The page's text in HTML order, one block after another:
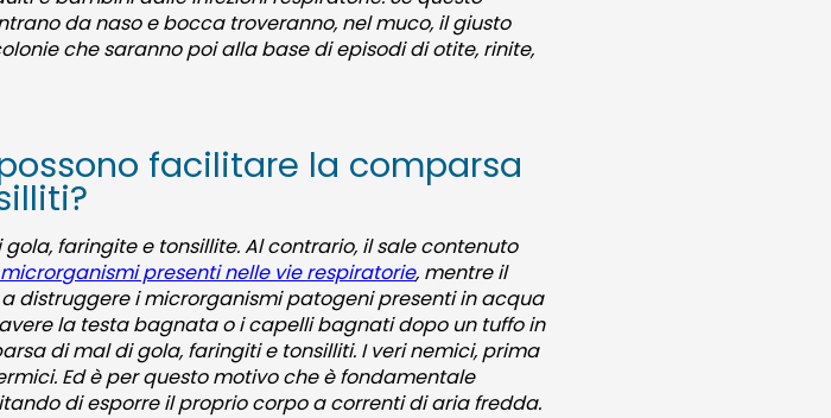
da naso e bocca troveranno, nel muco, il giusto
che saranno poi alla base di episodi di otite, rinite,
facilitare la comparsa
faringite e tonsillite. Al contrario, il sale contenuto
presenti nelle vie respiratorie, mentre il
distruggere i microrganismi patogeni presenti in acqua
la testa bagnata o i capelli bagnati dopo un tuffo in
di mal di gola, faringiti e tonsilliti. I veri nemici, prima
Ed è per questo motivo che è fondamentale
di esporre il proprio corpo a correnti di aria fredda.